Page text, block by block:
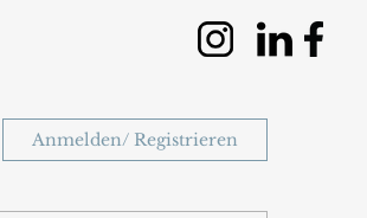
Anmelden/ Registrieren